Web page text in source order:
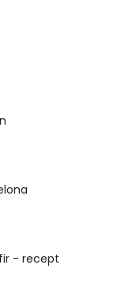
- recept